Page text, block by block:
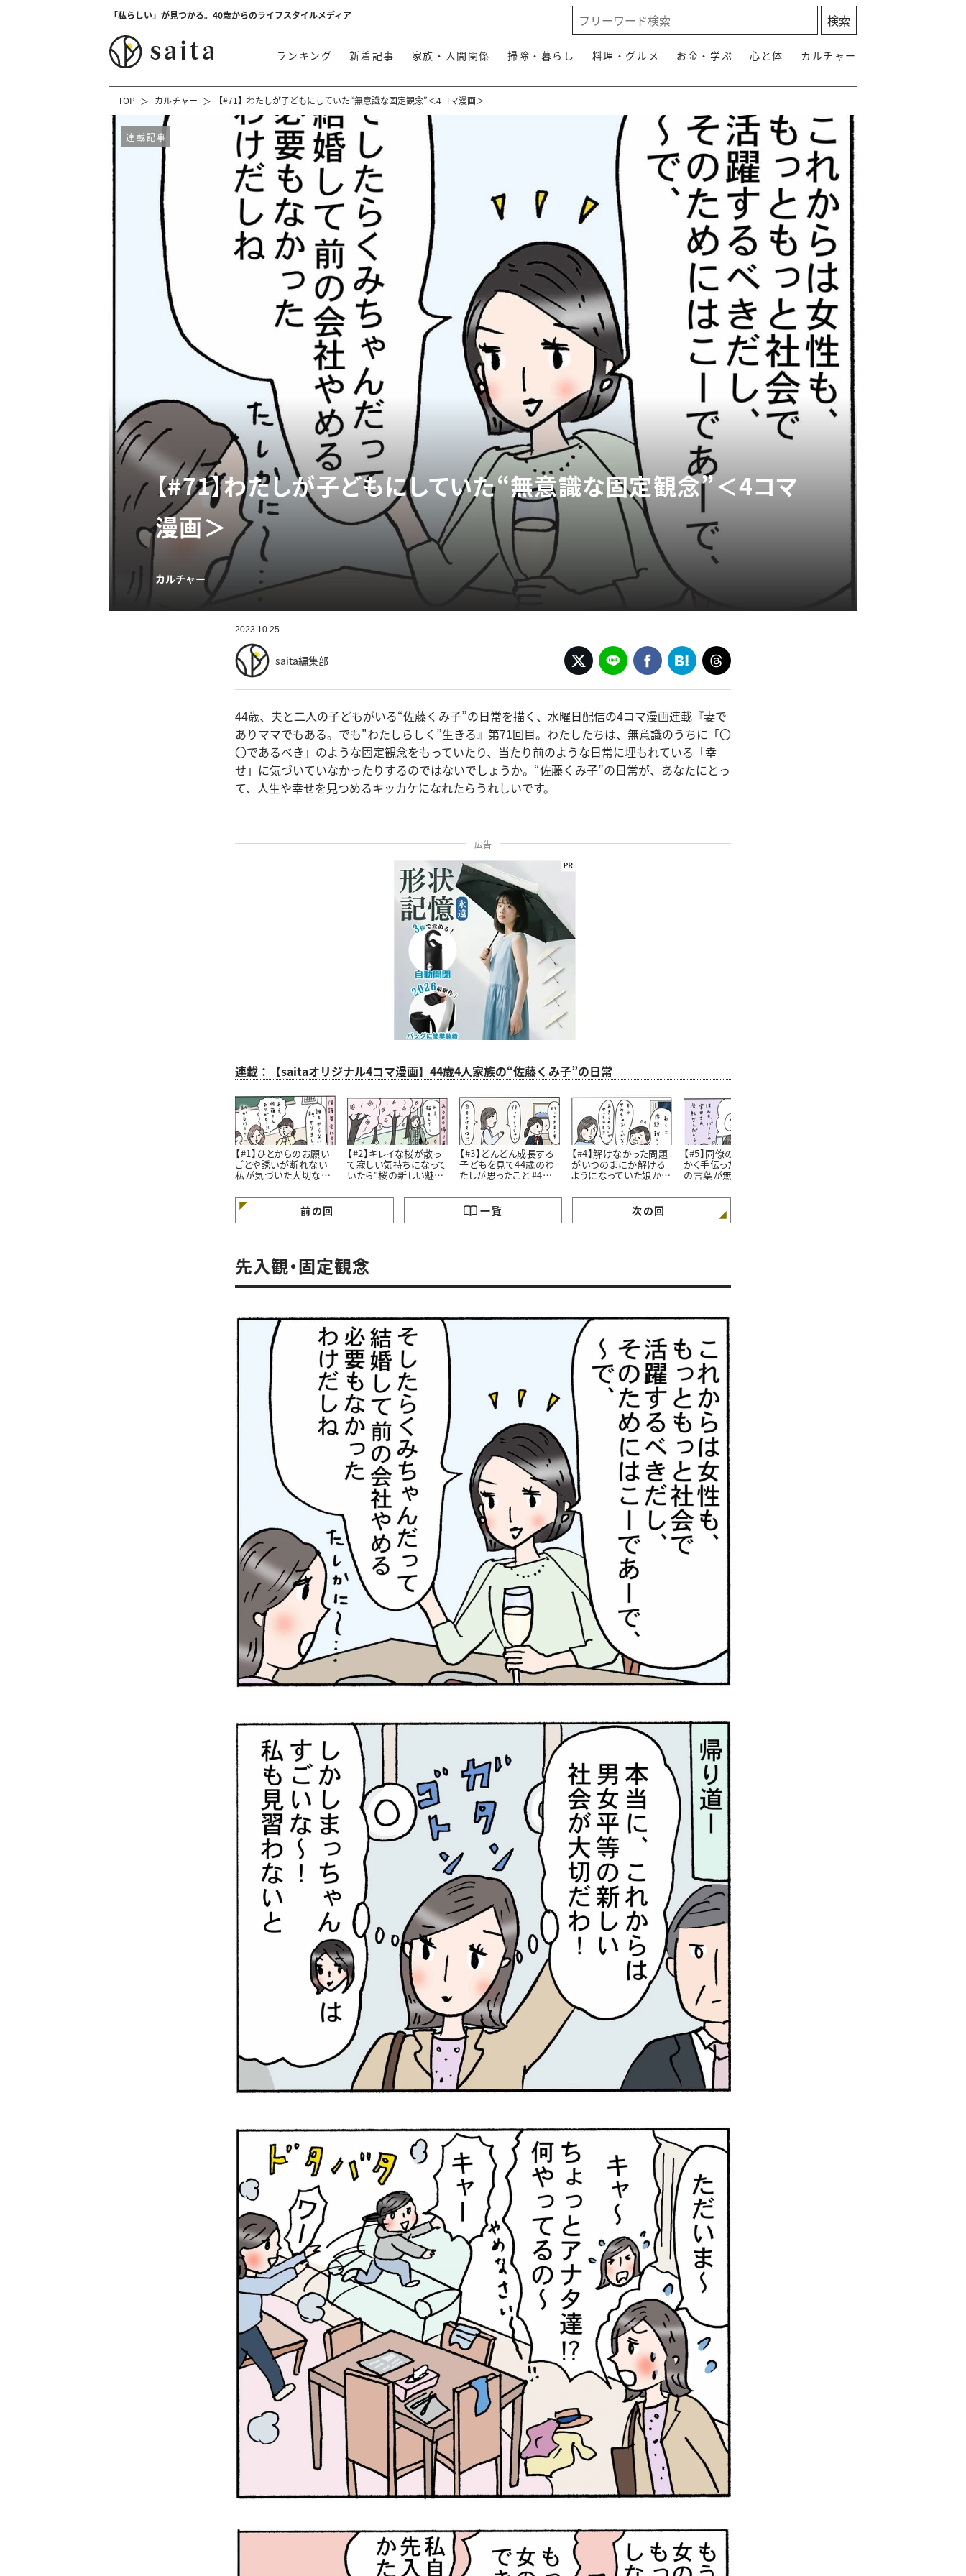
「私らしい」が見つかる。40歳からのライフスタイルメディア
ランキング 新着記事 家族・人間関係 掃除・暮らし 料理・グルメ お金・学ぶ 心と体 カルチャー
TOP カルチャー 【#71】わたしが子どもにしていた“無意識な固定観念”＜4コマ漫画＞
連載記事
【#71】わたしが子どもにしていた“無意識な固定観念”＜4コマ
漫画＞
カルチャー
2023.10.25
saita編集部
44歳、夫と二人の子どもがいる“佐藤くみ子”の日常を描く、水曜日配信の4コマ漫画連載『妻で
ありママでもある。でも"わたしらしく”生きる』第71回目。わたしたちは、無意識のうちに「〇
〇であるべき」のような固定観念をもっていたり、当たり前のような日常に埋もれている「幸
せ」に気づいていなかったりするのではないでしょうか。“佐藤くみ子”の日常が、あなたにとっ
て、人生や幸せを見つめるキッカケになれたらうれしいです。
広告
連載：【saitaオリジナル4コマ漫画】44歳4人家族の“佐藤くみ子”の日常
【#1】ひとからのお願い
ごとや誘いが断れない
私が気づいた大切なこ
【#2】キレイな桜が散っ
て寂しい気持ちになって
いたら"桜の新しい魅
#4コマ漫画
【#3】どんどん成長する
子どもを見て44歳のわ
たしが思ったこと #4コ
【#4】解けなかった問題
がいつのまにか解ける
ようになっていた娘から
漫画
【#5】同僚の仕事をせっ
かく手伝ったのに感謝
の言葉が無い…！娘に
きたおはなし。#4コマ漫
前の回 一覧 次の回
先入観・固定観念